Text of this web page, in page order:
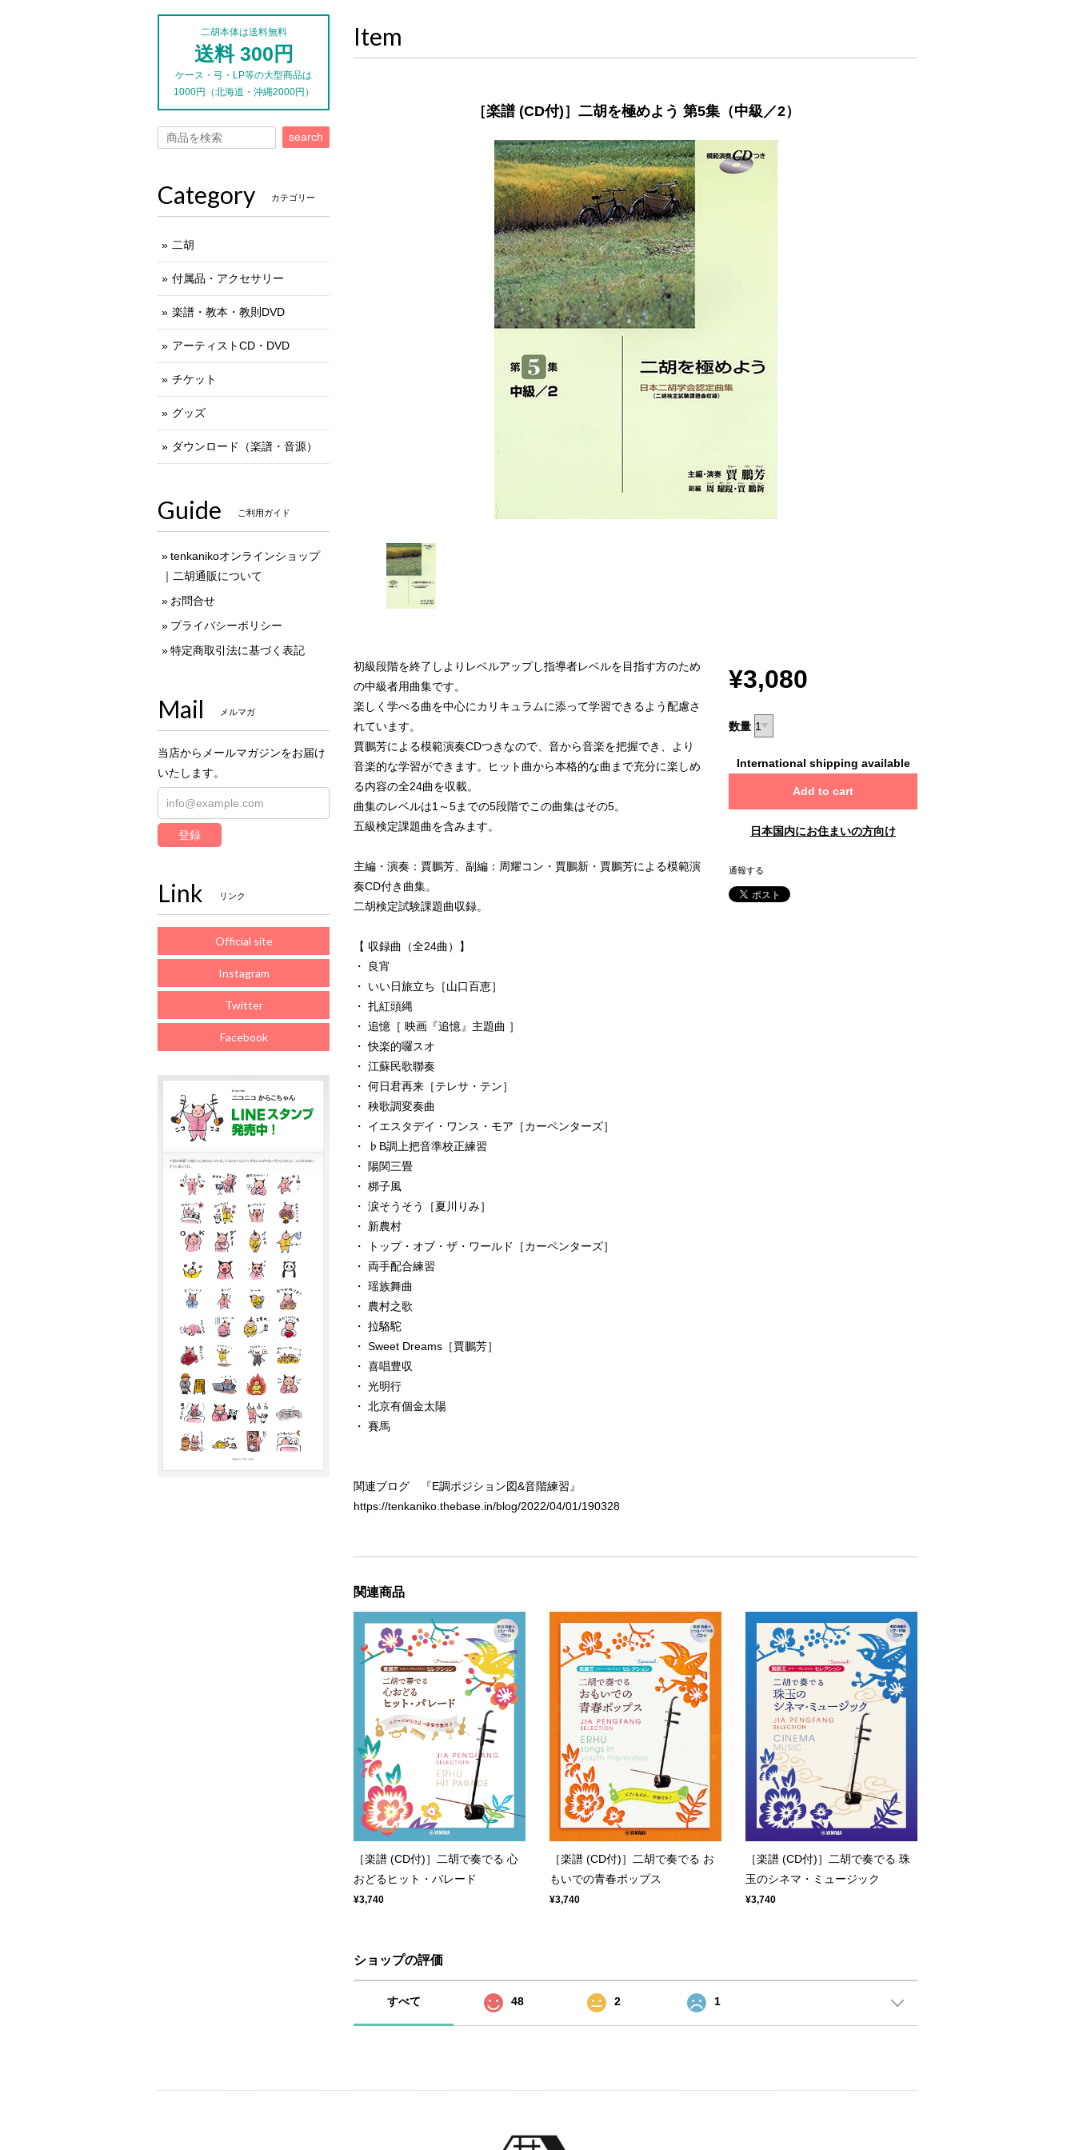
Item
［楽譜 (CD付)］二胡を極めよう 第5集（中級／2）
初級段階を終了しよりレベルアップし指導者レベルを目指す方のため
の中級者用曲集です。
楽しく学べる曲を中心にカリキュラムに添って学習できるよう配慮さ
れています。
賈鵬芳による模範演奏CDつきなので、音から音楽を把握でき、より
音楽的な学習ができます。ヒット曲から本格的な曲まで充分に楽しめ
る内容の全24曲を収載。
曲集のレベルは1～5までの5段階でこの曲集はその5。
五級検定課題曲を含みます。
主編・演奏：賈鵬芳、副編：周耀コン・賈鵬新・賈鵬芳による模範演
奏CD付き曲集。
二胡検定試験課題曲収録。
【 収録曲（全24曲）】
・ 良宵
・ いい日旅立ち［山口百恵］
・ 扎紅頭縄
・ 追憶［ 映画『追憶』主題曲 ］
・ 快楽的囉スオ
・ 江蘇民歌聯奏
・ 何日君再来［テレサ・テン］
・ 秧歌調変奏曲
・ イエスタデイ・ワンス・モア［カーペンターズ］
・ ♭B調上把音準校正練習
・ 陽関三畳
・ 梆子風
・ 涙そうそう［夏川りみ］
・ 新農村
・ トップ・オブ・ザ・ワールド［カーペンターズ］
・ 両手配合練習
・ 瑶族舞曲
・ 農村之歌
・ 拉駱駝
・ Sweet Dreams［賈鵬芳］
・ 喜唱豊収
・ 光明行
・ 北京有個金太陽
・ 賽馬
関連ブログ 『E調ポジション図&音階練習』
https://tenkaniko.thebase.in/blog/2022/04/01/190328
¥3,080
数量
International shipping available
Add to cart
日本国内にお住まいの方向け
通報する
関連商品
［楽譜 (CD付)］二胡で奏でる 心
おどるヒット・パレード
¥3,740
［楽譜 (CD付)］二胡で奏でる お
もいでの青春ポップス
¥3,740
［楽譜 (CD付)］二胡で奏でる 珠
玉のシネマ・ミュージック
¥3,740
ショップの評価
すべて 48 2 1
二胡本体は送料無料
送料 300円
ケース・弓・LP等の大型商品は
1000円（北海道・沖縄2000円）
search
Category カテゴリー
二胡
付属品・アクセサリー
楽譜・教本・教則DVD
アーティストCD・DVD
チケット
グッズ
ダウンロード（楽譜・音源）
Guide ご利用ガイド
tenkanikoオンラインショップ
｜二胡通販について
お問合せ
プライバシーポリシー
特定商取引法に基づく表記
Mail メルマガ
当店からメールマガジンをお届け
いたします。
登録
Link リンク
Official site
Instagram
Twitter
Facebook